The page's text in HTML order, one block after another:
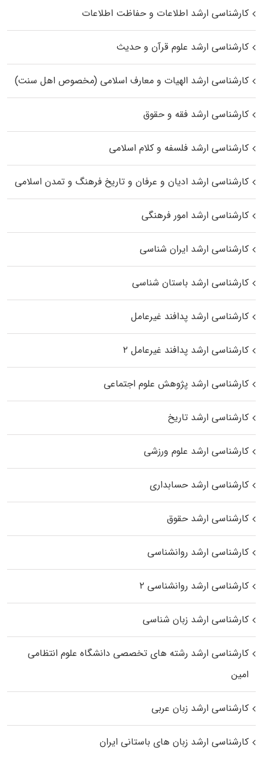
کارشناسی ارشد اطلاعات و حفاظت اطلاعات
کارشناسی ارشد علوم قرآن و حدیث
کارشناسی ارشد الهیات و معارف اسلامی (مخصوص اهل سنت)
کارشناسی ارشد فقه و حقوق
کارشناسی ارشد فلسفه و کلام اسلامی
کارشناسی ارشد ادیان و عرفان و تاریخ فرهنگ و تمدن اسلامی
کارشناسی ارشد امور فرهنگی
کارشناسی ارشد ایران شناسی
کارشناسی ارشد باستان شناسی
کارشناسی ارشد پدافند غیرعامل
کارشناسی ارشد پدافند غیرعامل ۲
کارشناسی ارشد پژوهش علوم اجتماعی
کارشناسی ارشد تاریخ
کارشناسی ارشد علوم ورزشی
کارشناسی ارشد حسابداری
کارشناسی ارشد حقوق
کارشناسی ارشد روانشناسی
کارشناسی ارشد روانشناسی ۲
کارشناسی ارشد زبان شناسی
کارشناسی ارشد رﺷﺘﻪ ﻫﺎی تخصصی داﻧﺸﮕﺎه ﻋﻠﻮم انتظامی
اﻣﻴﻦ
کارشناسی ارشد زبان عربی
کارشناسی ارشد زبان‌ های باستانی ایران